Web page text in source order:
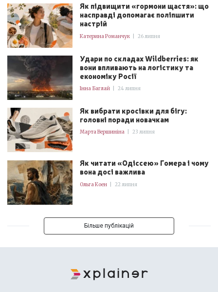
Як підвищити «гормони щастя»: що
насправді допомагає поліпшити
настрій
Катерина Романчук 26 липня
Удари по складах Wildberries: як
вони впливають на логістику та
економіку Росії
Інна Баглай 24 липня
Як вибрати кросівки для бігу:
головні поради новачкам
Марта Вершиніна 23 липня
Як читати «Одіссею» Гомера і чому
вона досі важлива
Ольга Коен 22 липня
Більше публікацій